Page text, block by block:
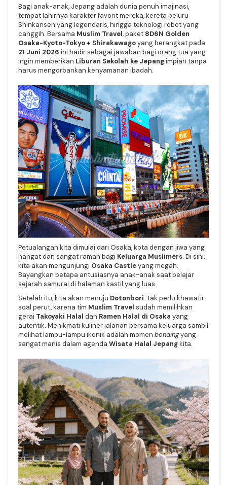
Bagi anak-anak, Jepang adalah dunia penuh imajinasi,
tempat lahirnya karakter favorit mereka, kereta peluru
Shinkansen yang legendaris, hingga teknologi robot yang
canggih. Bersama Muslim Travel, paket 8D6N Golden
Osaka-Kyoto-Tokyo + Shirakawagoyang berangkat pada
21 Juni 2026 ini hadir sebagai jawaban bagi orang tua yang
ingin memberikan Liburan Sekolah ke Jepangimpian tanpa
harus mengorbankan kenyamanan ibadah.
Petualangan kita dimulai dari Osaka, kota dengan jiwa yang
hangat dan sangat ramah bagi Keluarga Muslimers. Di sini,
kita akan mengunjungi Osaka Castleyang megah.
Bayangkan betapa antusiasnya anak-anak saat belajar
sejarah samurai di halaman kastil yang luas.
Setelah itu, kita akan menuju Dotonbori. Tak perlu khawatir
soal perut, karena tim Muslim Travel sudah memilihkan
gerai Takoyaki Halal dan Ramen Halal di Osaka yang
autentik. Menikmati kuliner jalanan bersama keluarga sambil
melihat lampu-lampu ikonik adalah momen bondingyang
sangat manis dalam agenda Wisata Halal Jepangkita.